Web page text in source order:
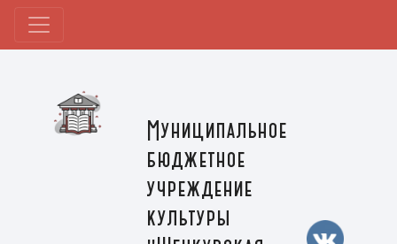
Муниципальное
бюджетное
учреждение
культуры